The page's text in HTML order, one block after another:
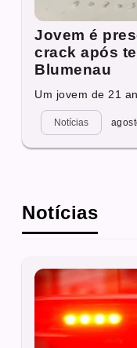
Jovem é
crack após
Blumenau
Um jovem de 21
Notícias
Notícias